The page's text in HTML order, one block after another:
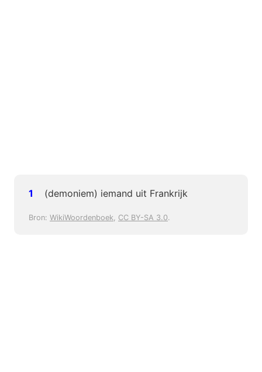
(demoniem) iemand uit Frankrijk
Bron: WikiWoordenboek, CC BY-SA 3.0.